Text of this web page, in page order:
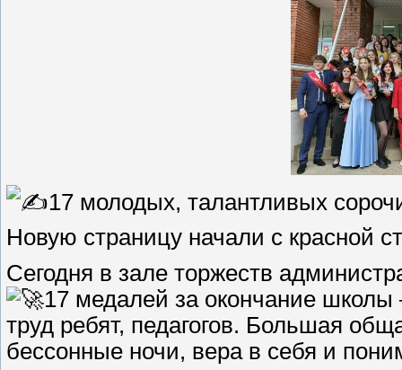
17 молодых, талантливых
Новую страницу начали с красной
Сегодня в зале торжеств
17 медалей за окончание
труд ребят, педагогов. Большая
бессонные ночи, вера в себя и